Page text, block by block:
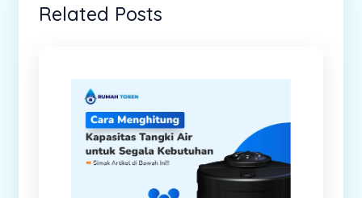
Related Posts